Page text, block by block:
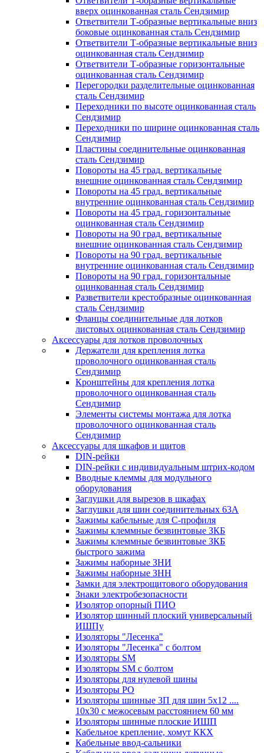
вверх оцинкованная сталь Сендзимир
Ответвители Т-образные вертикальные вниз
боковые оцинкованная сталь Сендзимир
Ответвители Т-образные вертикальные вниз
оцинкованная сталь Сендзимир
Ответвители Т-образные горизонтальные
оцинкованная сталь Сендзимир
Перегородки разделительные оцинкованная
сталь Сендзимир
Переходники по высоте оцинкованная сталь
Сендзимир
Переходники по ширине оцинкованная сталь
Сендзимир
Пластины соединительные оцинкованная
сталь Сендзимир
Повороты на 45 град. вертикальные
внешние оцинкованная сталь Сендзимир
Повороты на 45 град. вертикальные
внутренние оцинкованная сталь Сендзимир
Повороты на 45 град. горизонтальные
оцинкованная сталь Сендзимир
Повороты на 90 град. вертикальные
внешние оцинкованная сталь Сендзимир
Повороты на 90 град. вертикальные
внутренние оцинкованная сталь Сендзимир
Повороты на 90 град. горизонтальные
оцинкованная сталь Сендзимир
Разветвители крестобразные оцинкованная
сталь Сендзимир
Фланцы соединительные для лотков
листовых оцинкованная сталь Сендзимир
Аксессуары для лотков проволочных
Держатели для крепления лотка
проволочного оцинкованная сталь
Сендзимир
Кронштейны для крепления лотка
проволочного оцинкованная сталь
Сендзимир
Элементы системы монтажа для лотка
проволочного оцинкованная сталь
Сендзимир
Аксессуары для шкафов и щитов
DIN-рейки
DIN-рейки с индивидуальным штрих-кодом
Вводные клеммы для модульного
оборудования
Заглушки для вырезов в шкафах
Заглушки для шин соединительных 63А
Зажимы кабельные для С-профиля
Зажимы клеммные безвинтовые ЗКБ
Зажимы клеммные безвинтовые ЗКБ
быстрого зажима
Зажимы наборные ЗНИ
Зажимы наборные ЗНН
Замки для электрощитового оборудования
Знаки электробезопасности
Изолятор опорный ПИО
Изолятор шинный плоский универсальный
ИШПу
Изоляторы "Лесенка"
Изоляторы "Лесенка" с болтом
Изоляторы SM
Изоляторы SM c болтом
Изоляторы для нулевой шины
Изоляторы РО
Изоляторы шинные 3П для шин 5х12 ....
10х30 с межосевым расстоянием 60 мм
Изоляторы шинные плоские ИШП
Кабельное крепление, хомут ККХ
Кабельные ввод-сальники